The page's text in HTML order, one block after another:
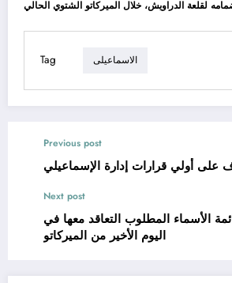
Tag الاسماعيلى
Previous post
على أولي قرارات إدارة الإسماعيلي
Next post
الأسماء المطلوب التعاقد معها في
اليوم الأخير من الميركاتو